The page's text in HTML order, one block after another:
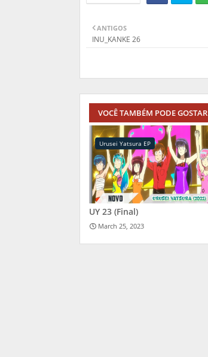
ANTIGOS
INU_KANKE 26
VOCÊ TAMBÉM PODE GOSTAR
Urusei Yatsura EP
UY 23 (Final)
March 25, 2023